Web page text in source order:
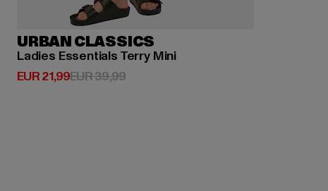
URBAN CLASSICS
Ladies Essentials Terry Mini
EUR 21,99
Derzeitiger Preis: EUR 21,99
EUR 39,99Aktionspreis: EUR 39,99